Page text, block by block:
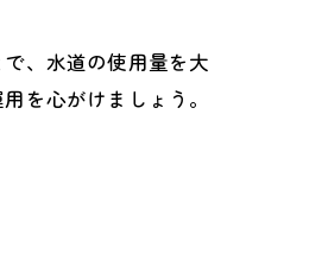
、水道の使用量を大
を心がけましょう。